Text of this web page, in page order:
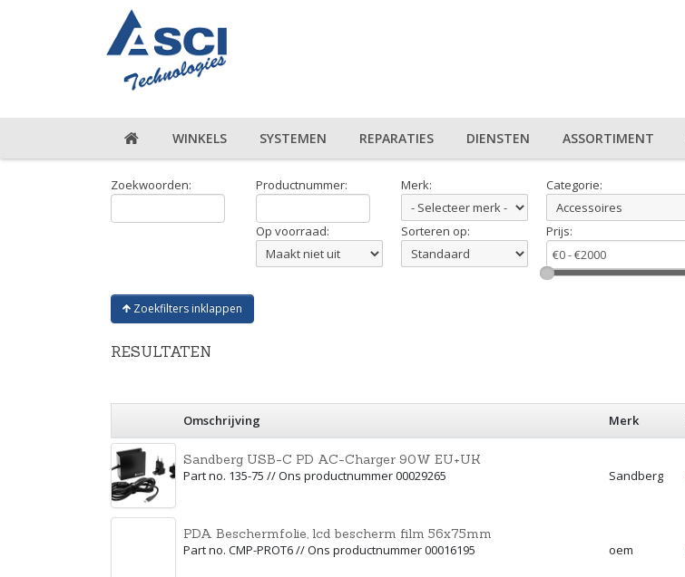
WINKELS SYSTEMEN REPARATIES DIENSTEN ASSORTIMENT
Zoekwoorden: Productnummer: Merk: Categorie:
Op voorraad: Sorteren op: Prijs:
Zoekfilters inklappen
RESULTATEN
Omschrijving Merk
Sandberg USB-C PD AC-Charger 90W EU+UK
Part no. 135-75 // Ons productnummer 00029265
Sandberg
PDA Beschermfolie, lcd bescherm film 56x75mm
Part no. CMP-PROT6 // Ons productnummer 00016195
oem